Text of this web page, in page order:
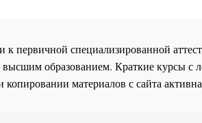
к первичной специализированной
образованием. Краткие курсы с
копировании материалов с сайта